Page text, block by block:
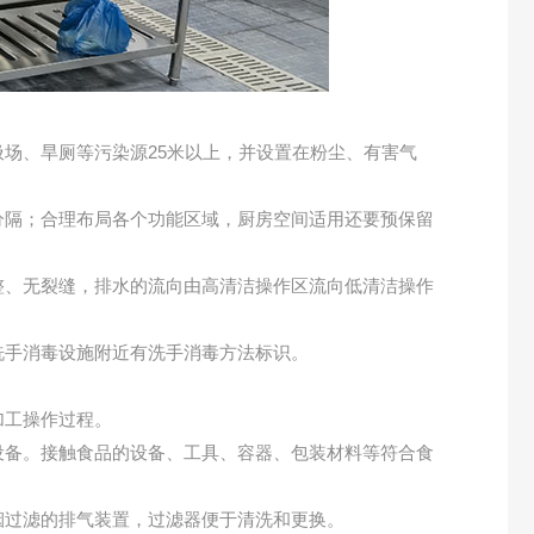
、旱厕等污染源25米以上，并设置在粉尘、有害气
；合理布局各个功能区域，厨房空间适用还要预保留
无裂缝，排水的流向由高清洁操作区流向低清洁操作
消毒设施附近有洗手消毒方法标识。
操作过程。
。接触食品的设备、工具、容器、包装材料等符合食
滤的排气装置，过滤器便于清洗和更换。